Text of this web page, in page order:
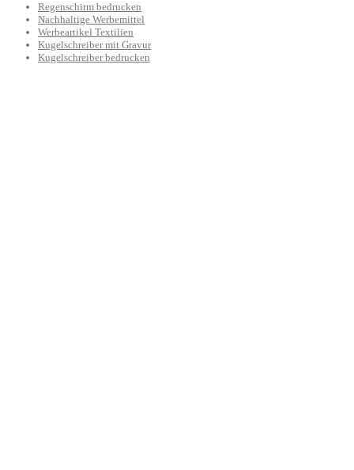
Regenschirm bedrucken
Nachhaltige Werbemittel
Werbeartikel Textilien
Kugelschreiber mit Gravur
Kugelschreiber bedrucken